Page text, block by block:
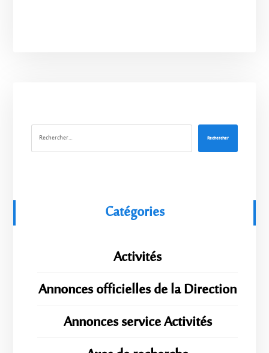
Rechercher
Catégories
Activités
Annonces officielles de la Direction
Annonces service Activités